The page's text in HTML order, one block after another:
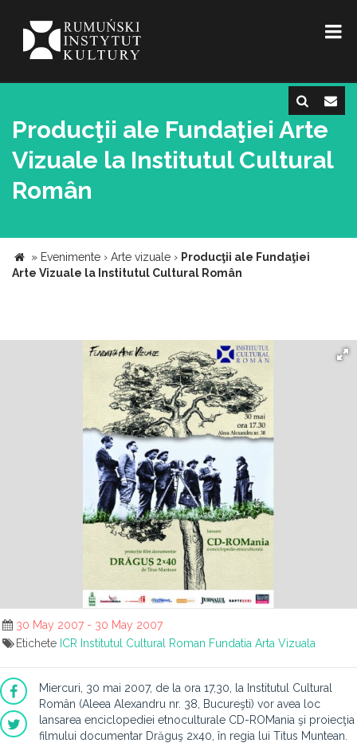
Producţii ale Fundaţiei Arte
Vizuale la Institutul Cultural
Român
» Evenimente › Arte vizuale › Producţii ale Fundaţiei
Arte Vizuale la Institutul Cultural Român
30 May 2007 - 30 May 2007
Etichete ICR Institutul Cultural Roman Fundatia Arta Vizuala
Miercuri, 30 mai 2007, de la ora 17,30, la Institutul Cultural
Român (Aleea Alexandru nr. 38, Bucureşti) vor avea loc
lansarea enciclopediei etnoculturale CD-ROMania şi proiecţia
filmului documentar Drăguş 2x40, în regia lui Titus Muntean.